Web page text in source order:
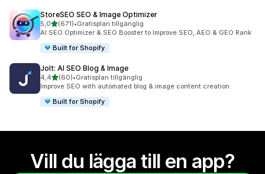
StoreSEO SEO & Image Optimizer
5,0av 5 stjärnor
(671)
671 recensioner totalt
•Gratisplan tillgänglig
AI SEO Optimizer & SEO Booster to Improve SEO, AEO & GEO Rank
Built for Shopify
Jolt: AI SEO Blog & Image
4,4av 5 stjärnor
(60)
60 recensioner totalt
•Gratisplan tillgänglig
Improve SEO with automated blog & image content creation
Built for Shopify
Vill du lägga till en app?